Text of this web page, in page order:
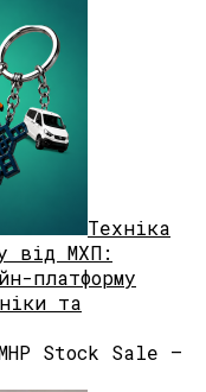
Техніка
від МХП:
платформу
та
Stock Sale —